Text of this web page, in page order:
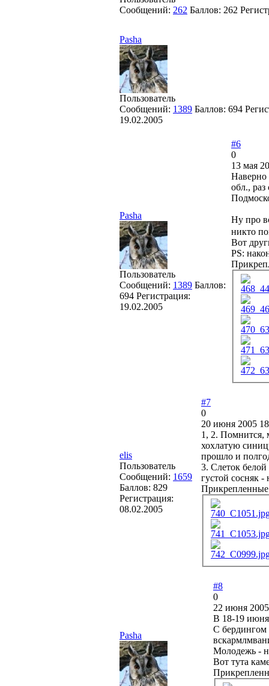
Сообщений: 262 Баллов: 262
Pasha
Пользователь
Сообщений: 1389 Баллов: 694
19.02.2005
Pasha
Пользователь
Сообщений: 1389 Баллов:
694 Регистрация:
19.02.2005
#6
0
13 мая
Наверно
обл., раз
Ну про
никто
Вот
PS:
elis
Пользователь
Сообщений: 1659
Баллов: 829
Регистрация:
08.02.2005
#7
0
20 июня 2005
1, 2. Помнится,
хохлатую
прошло и
3. Слеток белой
густой сосняк -
Pasha
#8
0
22 июня
В 18-19
С бердингом
Молодежь -
Вот тута